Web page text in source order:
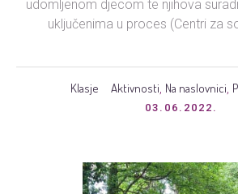
udomljenom djecom te njihova
uključenima u proces (Centri za
Klasje Aktivnosti Na naslovnici
03.06.2022.